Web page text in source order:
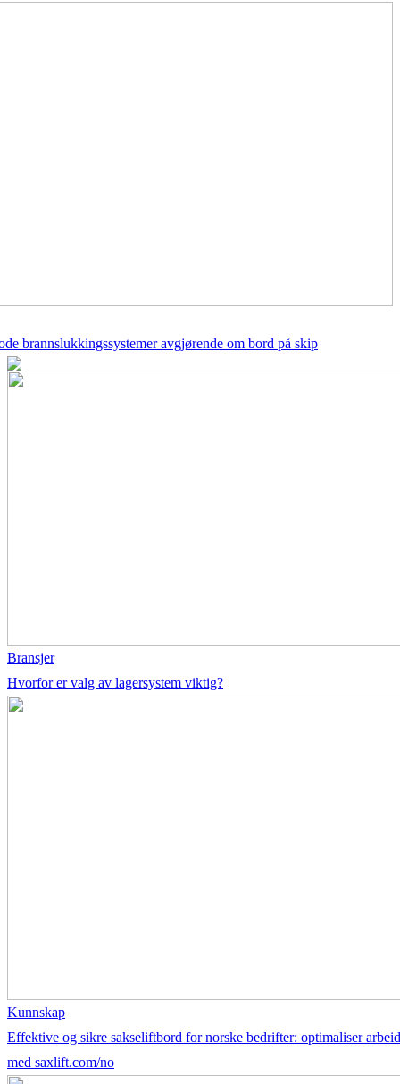
brannslukkingssystemer avgjørende om bord på skip
Bransjer
Hvorfor er valg av lagersystem viktig?
Kunnskap
Effektive og sikre sakseliftbord for norske bedrifter: optimaliser
med saxlift.com/no